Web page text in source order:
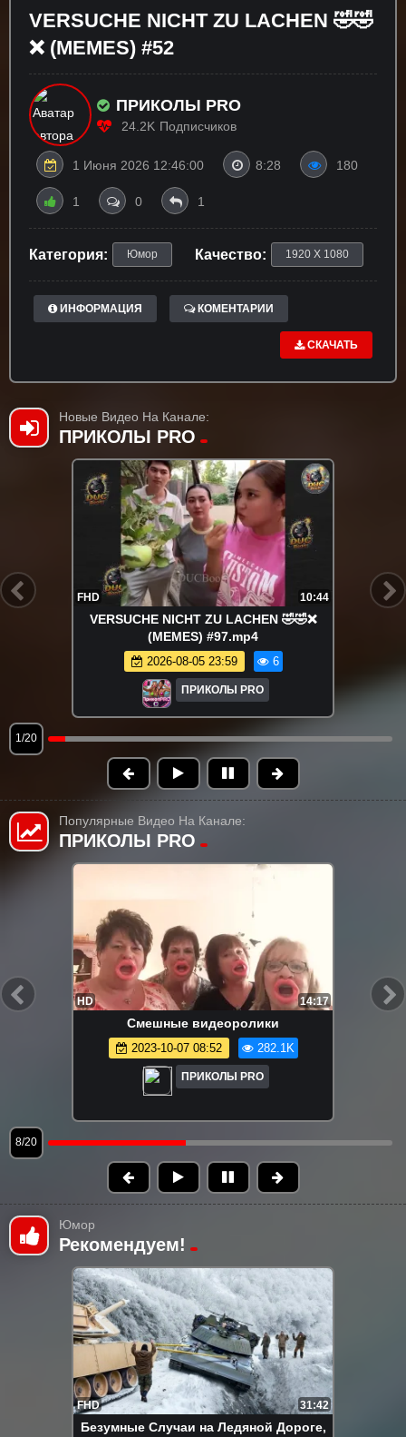
VERSUCHE NICHT ZU LACHEN 🤣🤣
❌ (MEMES) #52
ПРИКОЛЫ PRO
24.2K Подписчиков
1 Июня 2026 12:46:00 8:28 180
1 0 1
Категория: Юмор Качество: 1920 X 1080
ИНФОРМАЦИЯ КОМЕНТАРИИ
СКАЧАТЬ
Новые Видео На Канале:
ПРИКОЛЫ PRO
FHD 10:44
VERSUCHE NICHT ZU LACHEN 🤣🤣❌
(MEMES) #97.mp4
2026-08-05 23:59 6
ПРИКОЛЫ PRO
1/20
Популярные Видео На Канале:
ПРИКОЛЫ PRO
FHD 17:50
Самый смешной клип с кошками и
собаками 2025 года😜Постарайся не
смеяться😜
2025-05-09 09:58 258.3K
9/20
Юмор
Рекомендуем!
FHD 31:42
Безумные Случаи на Ледяной Дороге,